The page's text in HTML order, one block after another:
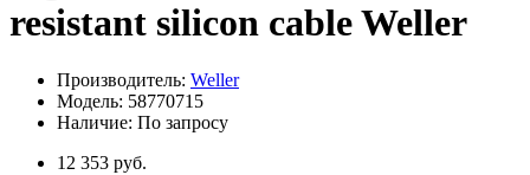
resistant silicon cable Weller
Производитель: Weller
Модель: 58770715
Наличие: По запросу
12 353 руб.